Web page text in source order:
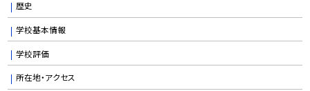
歴史
学校基本情報
学校評価
所在地・アクセス